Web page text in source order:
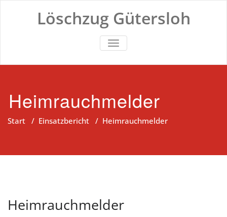
Löschzug Gütersloh
TOGGLE NAVIGATION
Heimrauchmelder
Start / Einsatzbericht / Heimrauchmelder
Heimrauchmelder